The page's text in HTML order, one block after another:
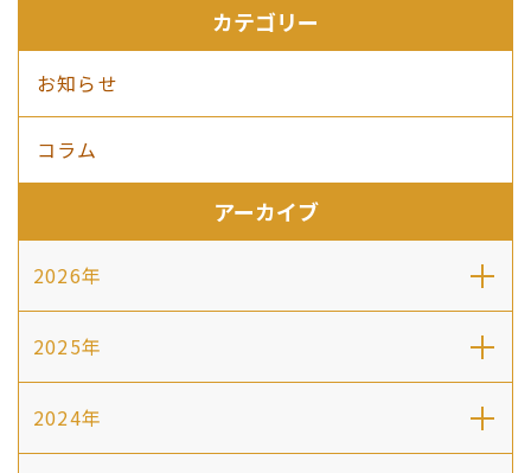
カテゴリー
お知らせ
コラム
アーカイブ
2026年
2025年
2024年